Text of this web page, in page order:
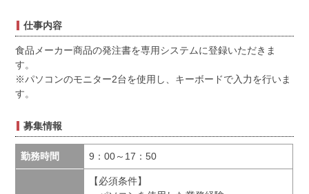
仕事内容
食品メーカー商品の発注書を専用システムに登録いただきま
す。
※パソコンのモニター2台を使用し、キーボードで入力を行いま
す。
募集情報
勤務時間 9：00～17：50
【必須条件】